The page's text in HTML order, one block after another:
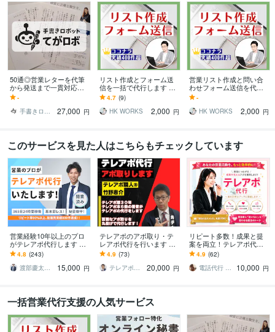
50通◎営業レターを代筆
から発送まで一貫対応し
ます 切手代不要◎リスト
作成・封筒、便箋代筆・
印刷・郵送代行込み
-
手書きロボット「てがロボ」
27,000 円
リスト作成とフォーム送
信を一括で代行します 豊
富な対応実績！あなたの
営業活動をトータルにサ
ポート！
4.7 (9)
HK WORKS
2,000 円
営業リスト作成と問い合
わせフォーム送信を代行
します 豊富な対応実績！
あなたの営業活動をトー
タルにサポート！
-
HK WORKS
2,000 円
このサービスを見た人はこちらもチェックしています
営業経験10年以上のプロ
がテレアポ代行します ア
ポ取得に拘ったテレアポ
をします！都度振り返り
を行います！
4.8 (243)
渡部慶太【営業代行のプロ】
15,000 円
テレアポのアポ取り・テ
レアポ代行を行います テ
レアポ職人®がアポ取り・
テレアポ・電話営業を致
します
4.9 (73)
テレアポ職人 竹野恵介
20,000 円
リピート多数！成果と提
案を両立！テレアポ代行
します 営業の外注先では
なく、営業パートナーと
して伴走します！
4.9 (62)
電話代行 テレアポ ゆうゆう♡
10,000 円
一括営業代行支援の人気サービス